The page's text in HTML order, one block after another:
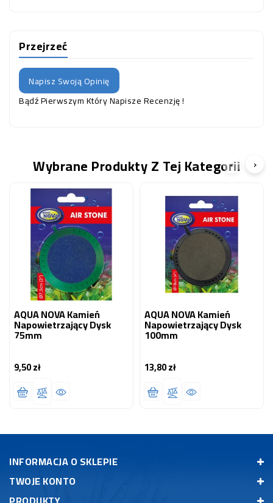
Przejrzeć
Napisz Swoją Opinię
Bądź Pierwszym Który Napisze Recenzję !
Wybrane Produkty Z Tej Kategorii
AQUA NOVA Kamień
Napowietrzający Dysk
75mm
9,50 złCena
AQUA NOVA Kamień
Napowietrzający Dysk
100mm
13,80 złCena
‹ ›
INFORMACJA O SKLEPIE
TWOJE KONTO